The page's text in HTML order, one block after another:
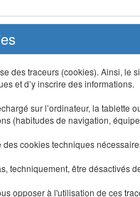
des traceurs (cookies). Ainsi, le
et d’y inscrire des informations.
sur l’ordinateur, la tablette
(habitudes de navigation,
des cookies techniques
techniquement, être désactivés
opposer à l'utilisation de ces